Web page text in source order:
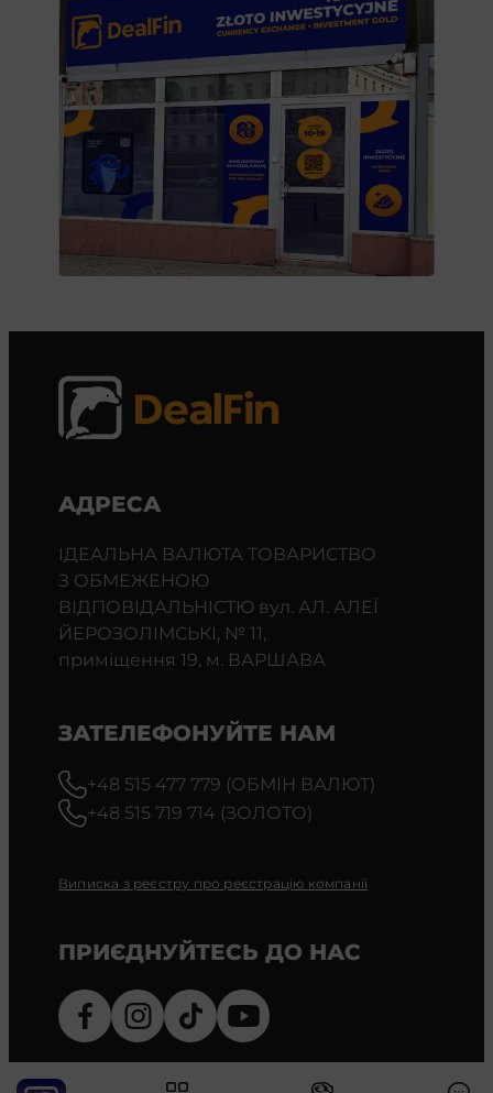
АДРЕСА
ІДЕАЛЬНА ВАЛЮТА ТОВАРИСТВО
З ОБМЕЖЕНОЮ
ВІДПОВІДАЛЬНІСТЮ вул. АЛ. АЛЕЇ
ЙЕРОЗОЛІМСЬКІ, № 11,
приміщення 19, м. ВАРШАВА
ЗАТЕЛЕФОНУЙТЕ НАМ
+48 515 477 779 (ОБМІН ВАЛЮТ)
+48 515 719 714 (ЗОЛОТО)
Виписка з реєстру про реєстрацію компанії
ПРИЄДНУЙТЕСЬ ДО НАС